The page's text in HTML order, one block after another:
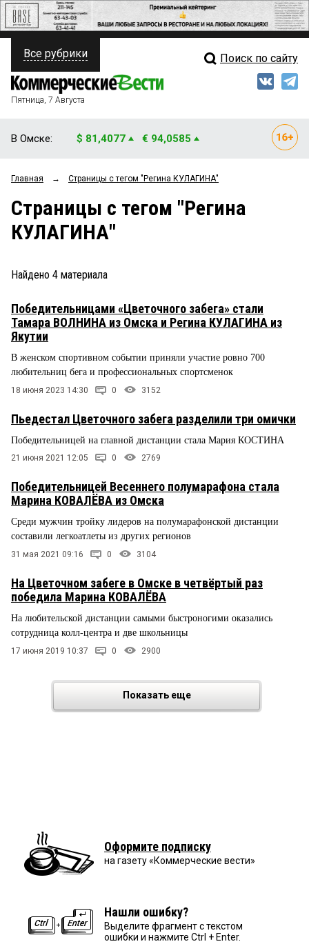
ПОЛИТИКА
ФИНАНСЫ
ОБЩЕСТВО
ЗАКОН
ПРОИСШЕСТВИЯ
СТИЛЬ ЖИЗНИ
Свежий выпуск
Мнения
Рейтинги
Все рубрики Поиск по сайту
Пятница, 7 Августа
В Омске: $ 81,4077 € 94,0585
Главная → Страницы c тегом "Регина КУЛАГИНА"
Страницы c тегом "Регина
КУЛАГИНА"
Найдено 4 материала
Победительницами «Цветочного забега» стали
Тамара ВОЛНИНА из Омска и Регина КУЛАГИНА из
Якутии
В женском спортивном событии приняли участие ровно 700
любительниц бега и профессиональных спортсменок
18 июня 2023 14:30 0 3152
Пьедестал Цветочного забега разделили три омички
Победительницей на главной дистанции стала Мария КОСТИНА
21 июня 2021 12:05 0 2769
Победительницей Весеннего полумарафона стала
Марина КОВАЛЁВА из Омска
Среди мужчин тройку лидеров на полумарафонской дистанции
составили легкоатлеты из других регионов
31 мая 2021 09:16 0 3104
На Цветочном забеге в Омске в четвёртый раз
победила Марина КОВАЛЁВА
На любительской дистанции самыми быстроногими оказались
сотрудница колл-центра и две школьницы
17 июня 2019 10:37 0 2900
Показать еще
Оформите подписку
на газету «Коммерческие вести»
Нашли ошибку?
Выделите фрагмент с текстом
ошибки и нажмите Ctrl + Enter.